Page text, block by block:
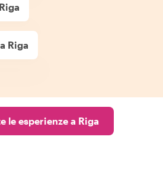
Riga
le esperienze a Riga